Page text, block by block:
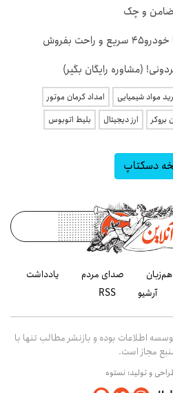
بفروش
(مشاوره رایگان بگیر)
مواد شیمیایی
امداد کرمان موتور
بروکر ارز دیجیتال بلیط اتوبوس
دسکتاپ
هم‌زبان صدای مردم
یادداشت
آرشیو RSS
اطلاعات بوده و بازنشر مطالب تنها با
مجاز است.
و تولید: نستوه